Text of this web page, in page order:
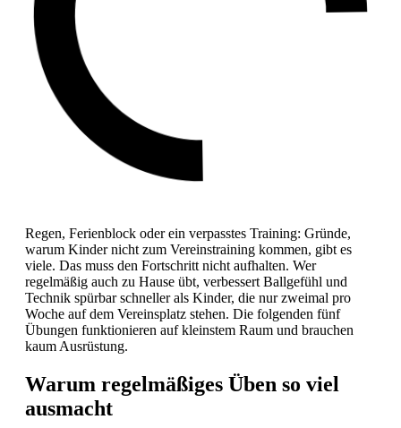
Regen, Ferienblock oder ein verpasstes Training: Gründe,
warum Kinder nicht zum Vereinstraining kommen, gibt es
viele. Das muss den Fortschritt nicht aufhalten. Wer
regelmäßig auch zu Hause übt, verbessert Ballgefühl und
Technik spürbar schneller als Kinder, die nur zweimal pro
Woche auf dem Vereinsplatz stehen. Die folgenden fünf
Übungen funktionieren auf kleinstem Raum und brauchen
kaum Ausrüstung.
Warum regelmäßiges Üben so viel
ausmacht